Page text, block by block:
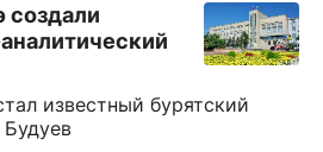
создали
известный бурятский